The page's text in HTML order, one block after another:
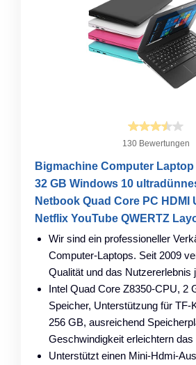
130 Bewertungen
Bigmachine Computer Laptop
32 GB Windows 10
Netbook Quad Core PC HDMI
Netflix YouTube QWERTZ
Wir sind ein professioneller
Computer-Laptops. Seit 2009
Qualität und das Nutzererlebnis
Intel Quad Core Z8350-CPU, 2
Speicher, Unterstützung für TF-
256 GB, ausreichend
Geschwindigkeit erleichtern das
Unterstützt einen Mini-Hdmi-